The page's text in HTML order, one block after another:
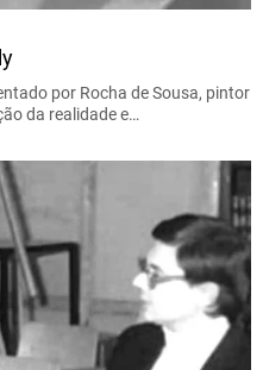
por Rocha de Sousa, pintor
da realidade e…